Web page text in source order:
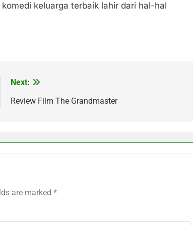
keluarga terbaik lahir dari hal-hal
Next:
Review Film The Grandmaster
are marked *